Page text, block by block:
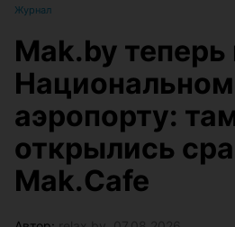
Журнал
Mak.by теперь
Национальном
аэропорту:
открылись
Mak.Cafe